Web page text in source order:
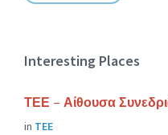
Interesting Places
ΤΕΕ – Αίθουσα
in ΤΕΕ